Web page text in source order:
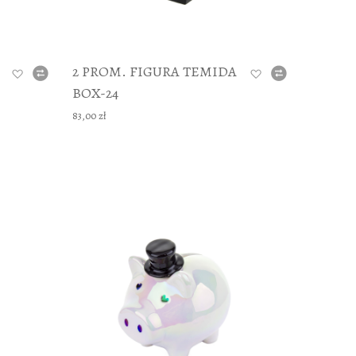
2 PROM. FIGURA TEMIDA
BOX-24
83,00 zł
DODAJ TO KOSZYKA